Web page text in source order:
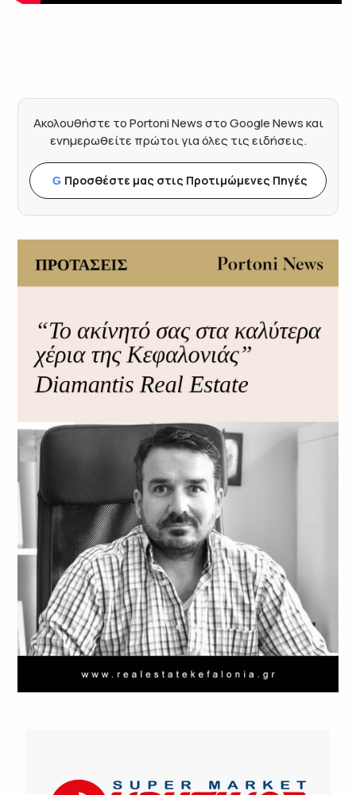
Ακολουθήστε το Portoni News στο Google News και
ενημερωθείτε πρώτοι για όλες τις ειδήσεις.
G Προσθέστε μας στις Προτιμώμενες Πηγές